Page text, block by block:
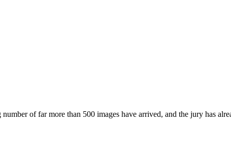
of far more than 500 images have arrived, and the jury has